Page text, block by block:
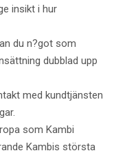
insikt i hur
du n?got som
dubblad upp
med kundtjänsten
som Kambi
Kambis största